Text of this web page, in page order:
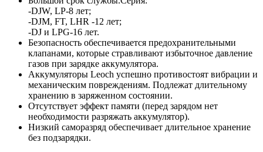
-DJW, LP-8 лет;
-DJM, FT, LHR -12 лет;
-DJ и LPG-16 лет.
Безопасность обеспечивается предохранительными
клапанами, которые стравливают избыточное давление
газов при зарядке аккумулятора.
Аккумуляторы Leoch успешно противостоят вибрации и
механическим повреждениям. Подлежат длительному
хранению в заряженном состоянии.
Отсутствует эффект памяти (перед зарядом нет
необходимости разряжать аккумулятор).
Низкий саморазряд обеспечивает длительное хранение
без подзарядки.